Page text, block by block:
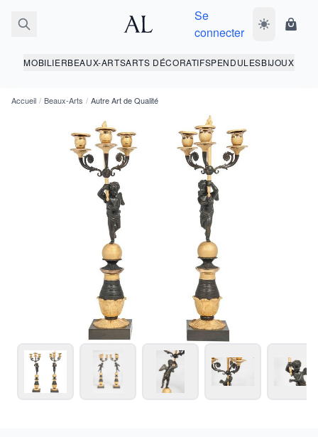
Se
connecter
Basculer le
MOBILIERBEAUX-ARTSARTS DÉCORATIFSPENDULESBIJOUX
Accueil / Beaux-Arts / Autre Art de Qualité